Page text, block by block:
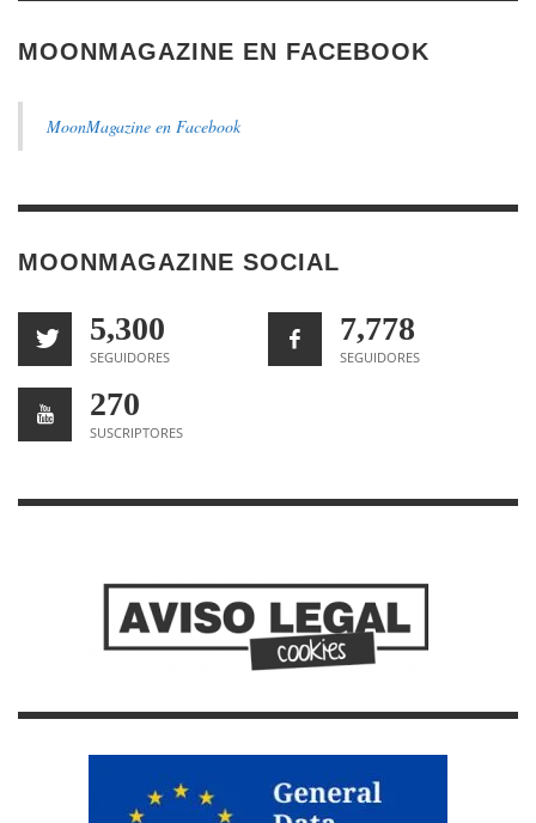
MOONMAGAZINE EN FACEBOOK
MoonMagazine en Facebook
MOONMAGAZINE SOCIAL
5,300
SEGUIDORES
7,778
SEGUIDORES
270
SUSCRIPTORES